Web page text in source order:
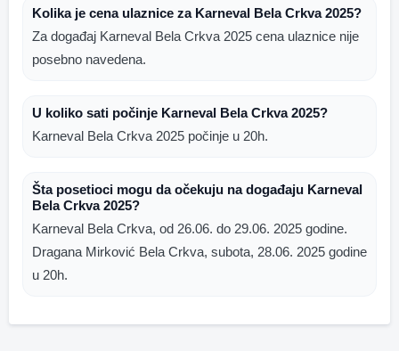
Kolika je cena ulaznice za Karneval Bela Crkva 2025?
Za događaj Karneval Bela Crkva 2025 cena ulaznice nije
posebno navedena.
U koliko sati počinje Karneval Bela Crkva 2025?
Karneval Bela Crkva 2025 počinje u 20h.
Šta posetioci mogu da očekuju na događaju Karneval
Bela Crkva 2025?
Karneval Bela Crkva, od 26.06. do 29.06. 2025 godine.
Dragana Mirković Bela Crkva, subota, 28.06. 2025 godine
u 20h.